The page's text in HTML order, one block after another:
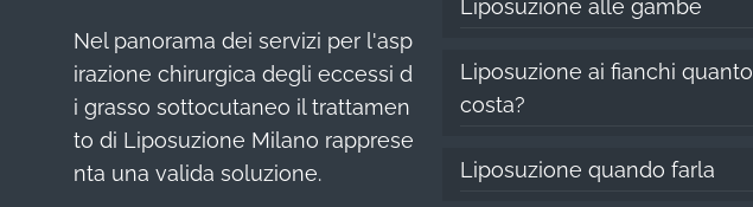
Nel panorama dei servizi per l'asp
irazione chirurgica degli eccessi d
i grasso sottocutaneo il trattamen
to di Liposuzione Milano rapprese
nta una valida soluzione.
Liposuzione alle gambe
Liposuzione ai fianchi quanto
costa?
Liposuzione quando farla